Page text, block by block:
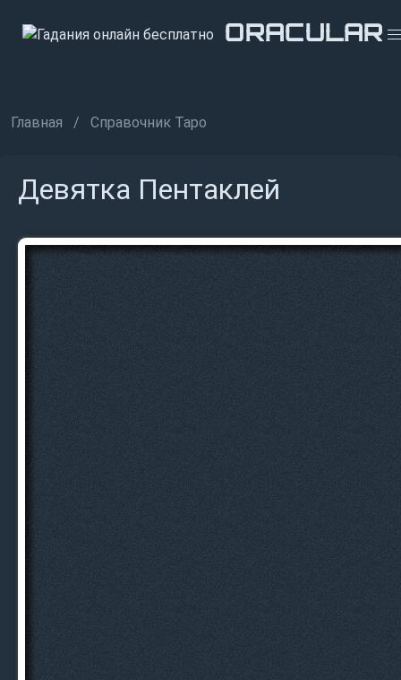
ORACULAR
ORACULAR
ORACULAR
Главная Справочник Таро
Девятка Пентаклей